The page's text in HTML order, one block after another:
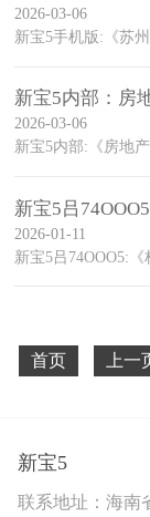
2026-03-06
2026-03-06
2026-01-11
首页 上一
新宝5
联系地址：海南